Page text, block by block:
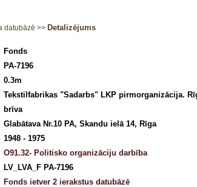
datubāzē >> Detalizējums
Fonds
PA-7196
0.3m
Tekstilfabrikas "Sadarbs" LKP pirmorganizācija.
brīva
Glabātava Nr.10 PA, Skandu ielā 14, Rīga
1948 - 1975
O91.32- Politisko organizāciju darbība
LV_LVA_F PA-7196
Fonds ietver 2 ierakstus datubāzē